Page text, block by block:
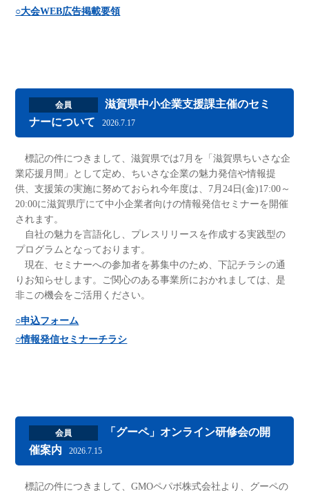
○大会WEB広告掲載要領
会員
滋賀県中小企業支援課主催のセミ
ナーについて
2026.7.17
標記の件につきまして、滋賀県では7月を「滋賀県ちいさな企
業応援月間」として定め、ちいさな企業の魅力発信や情報提
供、支援策の実施に努めておられ今年度は、7月24日(金)17:00～
20:00に滋賀県庁にて中小企業者向けの情報発信セミナーを開催
されます。
自社の魅力を言語化し、プレスリリースを作成する実践型の
プログラムとなっております。
現在、セミナーへの参加者を募集中のため、下記チラシの通
りお知らせします。ご関心のある事業所におかれましては、是
非この機会をご活用ください。
○申込フォーム
○情報発信セミナーチラシ
会員
「グーペ」オンライン研修会の開
催案内
2026.7.15
標記の件につきまして、GMOペパボ株式会社より、グーペの